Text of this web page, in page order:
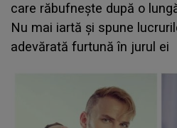
care răbufnește după o
Nu mai iartă și spune
adevărată furtună în jurul ei